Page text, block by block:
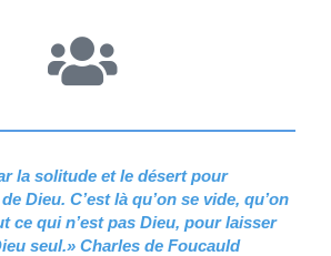
la solitude et le désert pour
Dieu. C’est là qu’on se vide, qu’on
ce qui n’est pas Dieu, pour laisser
seul.»Charles de Foucauld